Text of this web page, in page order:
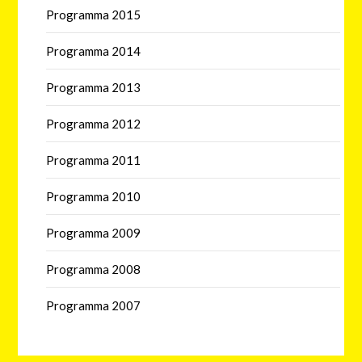
Programma 2015
Programma 2014
Programma 2013
Programma 2012
Programma 2011
Programma 2010
Programma 2009
Programma 2008
Programma 2007